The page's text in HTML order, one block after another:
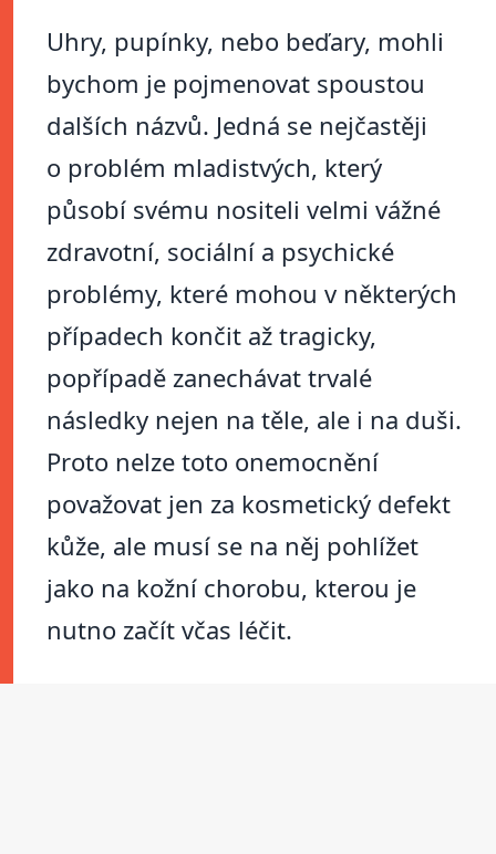
Uhry, pupínky, nebo beďary, mohli
bychom je pojmenovat spoustou
dalších názvů. Jedná se nejčastěji
o problém mladistvých, který
působí svému nositeli velmi vážné
zdravotní, sociální a psychické
problémy, které mohou v některých
případech končit až tragicky,
popřípadě zanechávat trvalé
následky nejen na těle, ale i na duši.
Proto nelze toto onemocnění
považovat jen za kosmetický defekt
kůže, ale musí se na něj pohlížet
jako na kožní chorobu, kterou je
nutno začít včas léčit.